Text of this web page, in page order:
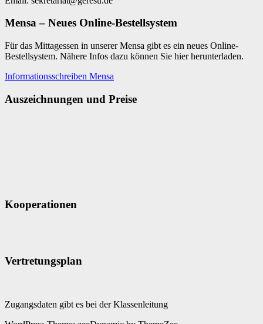
Mensa – Neues Online-Bestellsystem
Für das Mittagessen in unserer Mensa gibt es ein neues Online-
Bestellsystem. Nähere Infos dazu können Sie hier herunterladen.
Informationsschreiben Mensa
Auszeichnungen und Preise
Kooperationen
Vertretungsplan
Zugangsdaten gibt es bei der Klassenleitung